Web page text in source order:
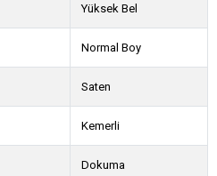
Yüksek Bel
Normal Boy
Saten
Kemerli
Dokuma